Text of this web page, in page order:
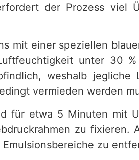
der Prozess viel
mit einer speziellen
unter 30
weshalb jegliche
vermieden werden
für etwa 5 Minuten mit
zu fixieren.
zu